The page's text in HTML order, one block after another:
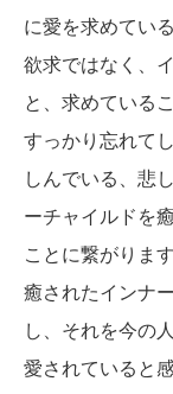
に愛を求めてい
欲求ではなく、
と、求めている
すっかり忘れて
しんでいる、悲
ーチャイルドを
ことに繋がります
癒されたインナ
し、それを今の
愛されていると